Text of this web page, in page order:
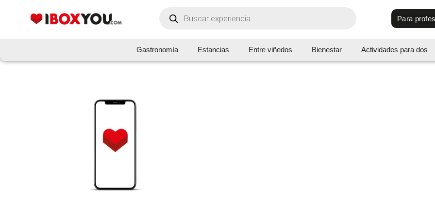
Para
Gastronomía Estancias Entre viñedos Bienestar Actividades para dos